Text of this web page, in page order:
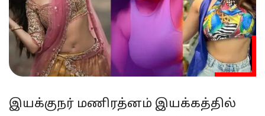
இயக்குநர் மணிரத்னம் இயக்கத்தில்